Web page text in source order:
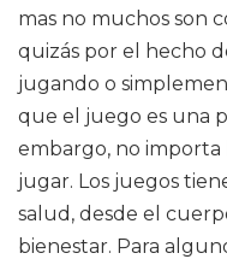
mas no muchos son
quizás por el hecho
jugando o
que el juego es una
embargo, no importa
jugar. Los juegos
salud, desde el
bienestar. Para